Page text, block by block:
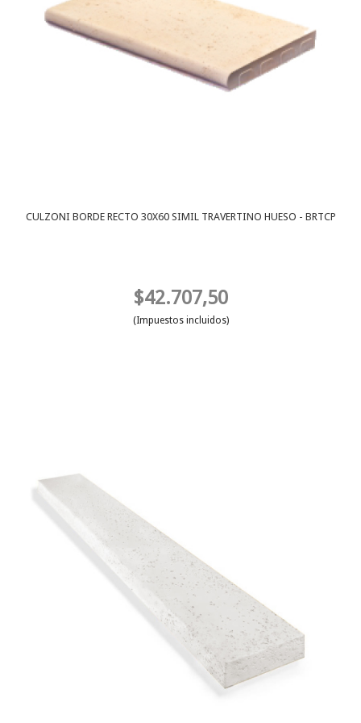
CULZONI BORDE RECTO 30X60 SIMIL TRAVERTINO HUESO - BRTCP
$42.707,50
(Impuestos incluidos)